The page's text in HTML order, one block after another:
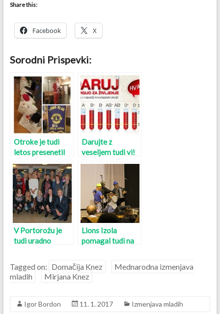
Share this:
Facebook X
Sorodni Prispevki:
Otroke je tudi
letos presenetil
naš Božiček
Darujte z
veseljem tudi vi!
V Portorožu je
tudi uradno
Lions Izola
pomagal tudi na
Tagged on: Domačija Knez
Mednarodna izmenjava
mladih
Mirjana Knez
Igor Bordon 11. 1. 2017 Izmenjava mladih